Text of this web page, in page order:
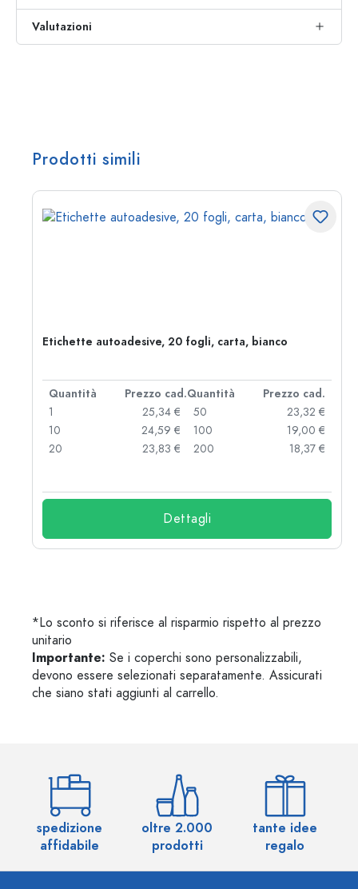
Valutazioni
Prodotti simili
Etichette autoadesive, 20 fogli, carta, bianco
Quantità Prezzo cad.Quantità
Prezzo cad.
1
25,34 €
10
24,59 €
20
23,83 €
50
23,32 €
100
19,00 €
200
18,37 €
Dettagli
*Lo sconto si riferisce al risparmio rispetto al prezzo
unitario
Importante: Se i coperchi sono personalizzabili,
devono essere selezionati separatamente. Assicurati
che siano stati aggiunti al carrello.
spedizione
affidabile
oltre 2.000
prodotti
tante idee
regalo